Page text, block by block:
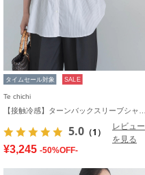
タイムセール対象 SALE
Te chichi
5.0 （1）
レビュー
を見る
¥3,245 -50%OFF-